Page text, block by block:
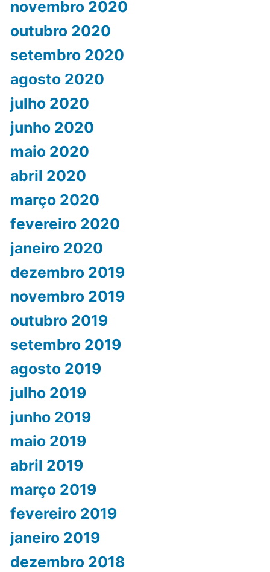
novembro 2020
outubro 2020
setembro 2020
agosto 2020
julho 2020
junho 2020
maio 2020
abril 2020
março 2020
fevereiro 2020
janeiro 2020
dezembro 2019
novembro 2019
outubro 2019
setembro 2019
agosto 2019
julho 2019
junho 2019
maio 2019
abril 2019
março 2019
fevereiro 2019
janeiro 2019
dezembro 2018